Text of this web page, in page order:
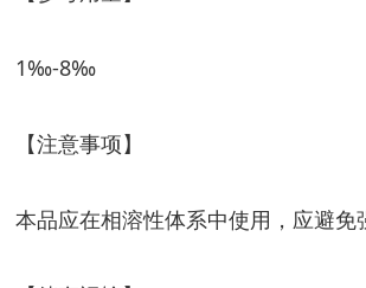
1‰-8‰
【注意事项】
本品应在相溶性体系中使用，应避免